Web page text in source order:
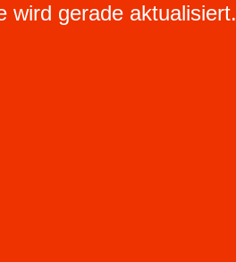
wird gerade aktualisiert.